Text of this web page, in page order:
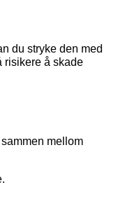
du stryke den med
risikere å skade
mellom